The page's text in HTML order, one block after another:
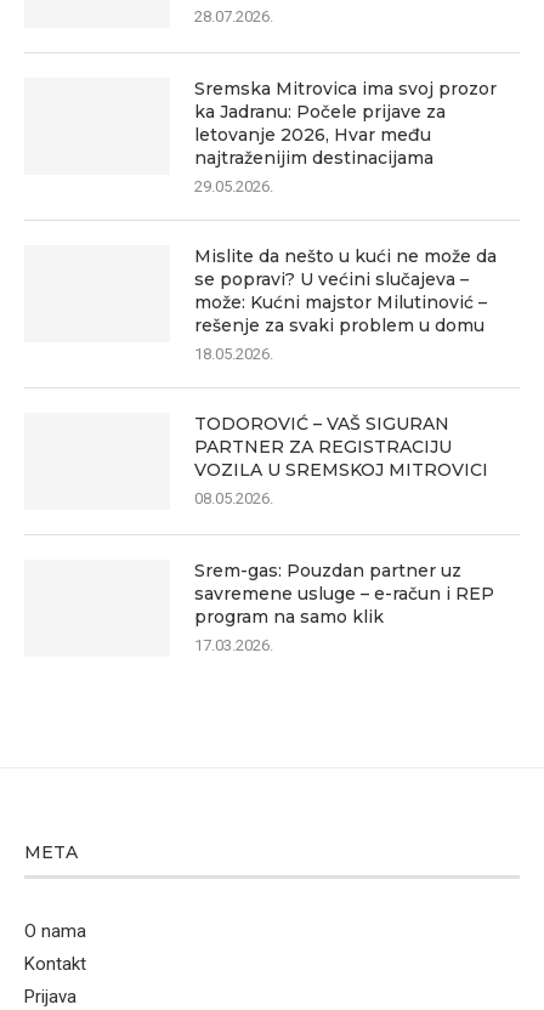
28.07.2026.
Sremska Mitrovica ima svoj prozor
ka Jadranu: Počele prijave za
letovanje 2026, Hvar među
najtraženijim destinacijama
29.05.2026.
Mislite da nešto u kući ne može da
se popravi? U većini slučajeva –
može: Kućni majstor Milutinović –
rešenje za svaki problem u domu
18.05.2026.
TODOROVIĆ – VAŠ SIGURAN
PARTNER ZA REGISTRACIJU
VOZILA U SREMSKOJ MITROVICI
08.05.2026.
Srem-gas: Pouzdan partner uz
savremene usluge – e-račun i REP
program na samo klik
17.03.2026.
META
O nama
Kontakt
Prijava